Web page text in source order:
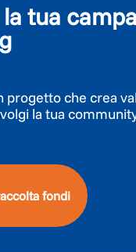
tua
progetto che crea
la tua
fondi